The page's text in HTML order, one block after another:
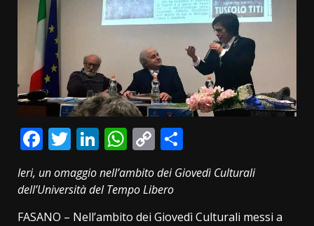
Facebook
Twitter
LinkedIn
WhatsApp
Copy
Link
Ieri, un omaggio nell’ambito dei Giovedì Culturali
dell’Università del Tempo Libero
FASANO – Nell’ambito dei Giovedì Culturali messi a